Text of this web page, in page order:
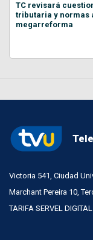
TC revisará
tributaria y normas
megarreforma
Victoria 541, Ciudad
Marchant Pereira 10,
TARIFA SERVEL